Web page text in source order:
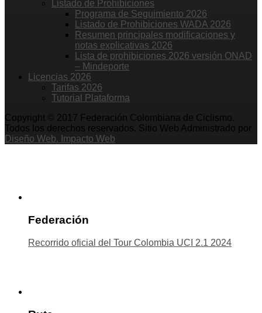
Listado de Prohibiciones
Programa de Seguimiento 2026
Listado de Prohibiciones WADA 2026
Resumen principales modificaciones y
notas explicativas 2026
Lista de prohibiciones 2026 versión ONAD
– Mindeporte
Licencias 2026
Tarifas 2026
Tutorial Plataforma
Copyright © 2017 Federación Colombiana de Ciclismo.
Todos los derechos reservados. Sitio Web Administrado por
Diseño Web. Impacto Web
Federación
Recorrido oficial del Tour Colombia UCI 2.1 2024